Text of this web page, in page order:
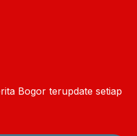
Bogor terupdate setiap